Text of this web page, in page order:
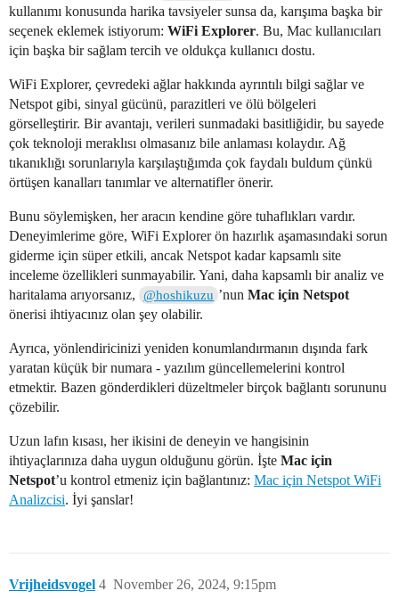
kullanımı konusunda harika tavsiyeler sunsa da, karışıma başka bir
seçenek eklemek istiyorum: WiFi Explorer. Bu, Mac kullanıcıları
için başka bir sağlam tercih ve oldukça kullanıcı dostu.
WiFi Explorer, çevredeki ağlar hakkında ayrıntılı bilgi sağlar ve
Netspot gibi, sinyal gücünü, parazitleri ve ölü bölgeleri
görselleştirir. Bir avantajı, verileri sunmadaki basitliğidir, bu sayede
çok teknoloji meraklısı olmasanız bile anlaması kolaydır. Ağ
tıkanıklığı sorunlarıyla karşılaştığımda çok faydalı buldum çünkü
örtüşen kanalları tanımlar ve alternatifler önerir.
Bunu söylemişken, her aracın kendine göre tuhaflıkları vardır.
Deneyimlerime göre, WiFi Explorer ön hazırlık aşamasındaki sorun
giderme için süper etkili, ancak Netspot kadar kapsamlı site
inceleme özellikleri sunmayabilir. Yani, daha kapsamlı bir analiz ve
haritalama arıyorsanız,
@hoshikuzu ’nunMac için Netspot
önerisi ihtiyacınız olan şey olabilir.
Ayrıca, yönlendiricinizi yeniden konumlandırmanın dışında fark
yaratan küçük bir numara - yazılım güncellemelerini kontrol
etmektir. Bazen gönderdikleri düzeltmeler birçok bağlantı sorununu
çözebilir.
Uzun lafın kısası, her ikisini de deneyin ve hangisinin
ihtiyaçlarınıza daha uygun olduğunu görün. İşte Mac için
Netspot’u kontrol etmeniz için bağlantınız: Mac için Netspot WiFi
Analizcisi. İyi şanslar!
Vrijheidsvogel November 26, 2024, 9:15pm
4